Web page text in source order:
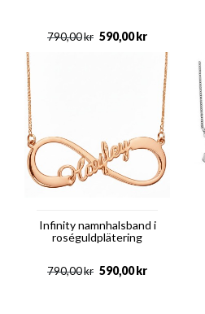
kr
790,00 kr
590,00
Infinity namnhalsband i
roséguldplätering
kr
790,00 kr
590,00